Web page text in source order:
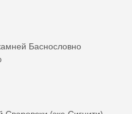
Баснословно